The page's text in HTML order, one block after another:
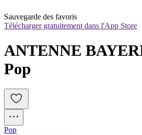
Sauvegarde des favoris
Télécharger gratuitement dans l'App Store
ANTENNE
Pop
Pop